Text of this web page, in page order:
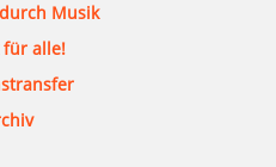
Musik
für alle!